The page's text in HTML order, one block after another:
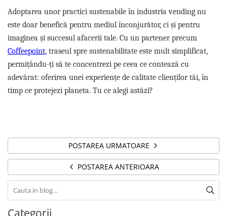
Adoptarea unor practici sustenabile în industria vending nu
este doar benefică pentru mediul înconjurător, ci și pentru
imaginea și succesul afacerii tale. Cu un partener precum
Coffeepoint, traseul spre sustenabilitate este mult simplificat,
permițându-ți să te concentrezi pe ceea ce contează cu
adevărat: oferirea unei experiențe de calitate clienților tăi, în
timp ce protejezi planeta. Tu ce alegi astăzi?
POSTAREA URMATOARE
POSTAREA ANTERIOARA
Categorii